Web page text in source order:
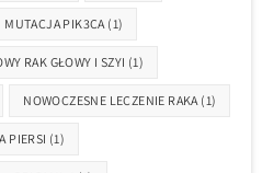
MUTACJA PIK3CA (1)
RAK GŁOWY I SZYI (1)
NOWOCZESNE LECZENIE RAKA (1)
PIERSI (1)